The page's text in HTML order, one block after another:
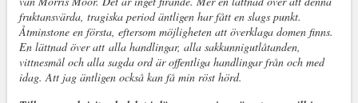
fruktansvärda, tragiska period äntligen har fått en slags punkt.
Åtminstone en första, eftersom möjligheten att överklaga domen finns.
En lättnad över att alla handlingar, alla sakkunnigutlåtanden,
vittnesmål och alla sagda ord är offentliga handlingar från och med
idag. Att jag äntligen också kan få min röst hörd.